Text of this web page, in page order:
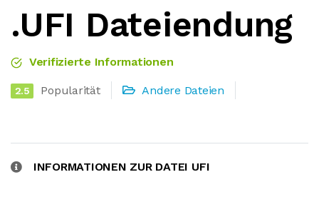
.UFI Dateiendung
Verifizierte Informationen
2.5 Popularität Andere Dateien
INFORMATIONEN ZUR DATEI UFI